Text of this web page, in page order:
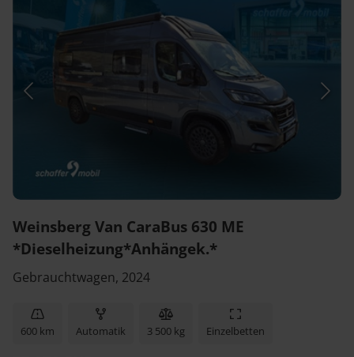
Weinsberg Van CaraBus 630 ME
*Dieselheizung*Anhängek.*
Gebrauchtwagen, 2024
600 km Automatik 3 500 kg Einzelbetten